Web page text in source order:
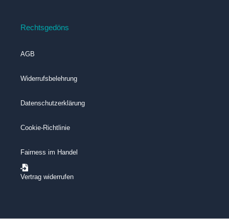
Rechtsgedöns
AGB
Widerrufsbelehrung
Datenschutzerklärung
Cookie-Richtlinie
Fairness im Handel
Vertrag widerrufen